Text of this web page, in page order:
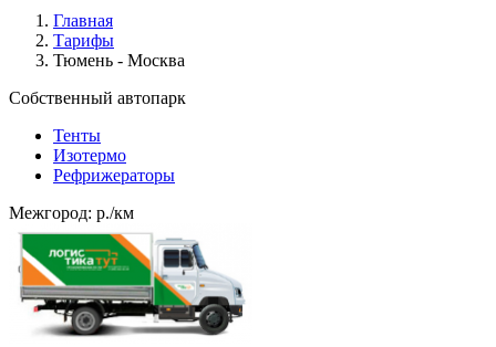
Главная
Тарифы
Тюмень - Москва
Собственный автопарк
Тенты
Изотермо
Рефрижераторы
Межгород: р./км